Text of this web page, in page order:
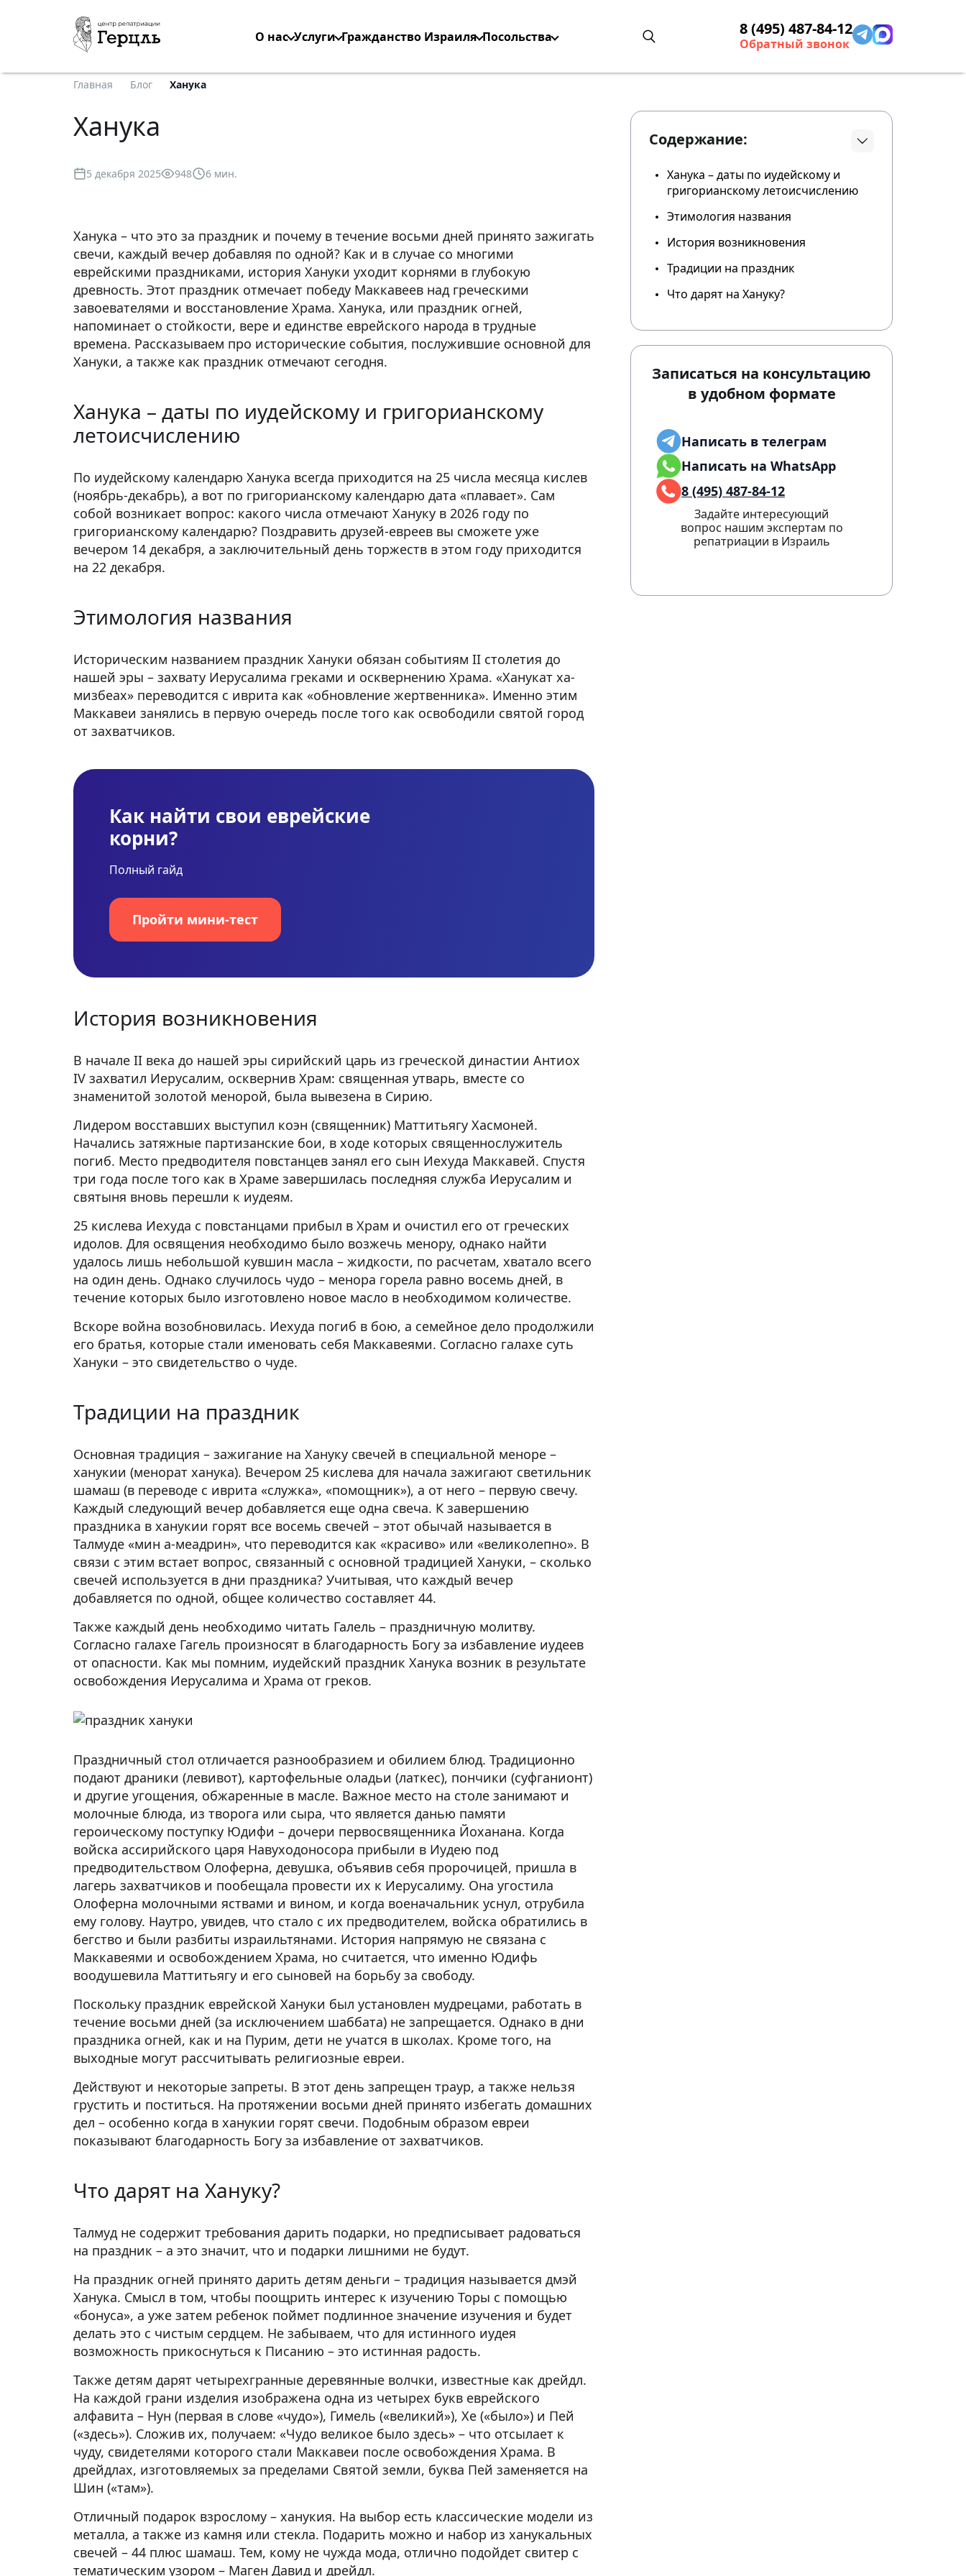
О нас Услуги Гражданство Израиля Посольства 8 (495) 487-84-12
Обратный звонок
Главная Блог Ханука
Ханука
5 декабря 2025 948 6 мин.
Ханука – что это за праздник и почему в течение восьми дней принято зажигать
свечи, каждый вечер добавляя по одной? Как и в случае со многими
еврейскими праздниками, история Хануки уходит корнями в глубокую
древность. Этот праздник отмечает победу Маккавеев над греческими
завоевателями и восстановление Храма. Ханука, или праздник огней,
напоминает о стойкости, вере и единстве еврейского народа в трудные
времена. Рассказываем про исторические события, послужившие основной для
Хануки, а также как праздник отмечают сегодня.
Ханука – даты по иудейскому и григорианскому
летоисчислению
По иудейскому календарю Ханука всегда приходится на 25 числа месяца кислев
(ноябрь-декабрь), а вот по григорианскому календарю дата «плавает». Сам
собой возникает вопрос: какого числа отмечают Хануку в 2026 году по
григорианскому календарю? Поздравить друзей-евреев вы сможете уже
вечером 14 декабря, а заключительный день торжеств в этом году приходится
на 22 декабря.
Этимология названия
Историческим названием праздник Хануки обязан событиям II столетия до
нашей эры – захвату Иерусалима греками и осквернению Храма. «Ханукат ха-
мизбеах» переводится с иврита как «обновление жертвенника». Именно этим
Маккавеи занялись в первую очередь после того как освободили святой город
от захватчиков.
Как найти свои еврейские
корни?
Полный гайд
Пройти мини-тест
История возникновения
В начале II века до нашей эры сирийский царь из греческой династии Антиох
IV захватил Иерусалим, осквернив Храм: священная утварь, вместе со
знаменитой золотой менорой, была вывезена в Сирию.
Лидером восставших выступил коэн (священник) Маттитьягу Хасмоней.
Начались затяжные партизанские бои, в ходе которых священнослужитель
погиб. Место предводителя повстанцев занял его сын Иехуда Маккавей. Спустя
три года после того как в Храме завершилась последняя служба Иерусалим и
святыня вновь перешли к иудеям.
25 кислева Иехуда с повстанцами прибыл в Храм и очистил его от греческих
идолов. Для освящения необходимо было возжечь менору, однако найти
удалось лишь небольшой кувшин масла – жидкости, по расчетам, хватало всего
на один день. Однако случилось чудо – менора горела равно восемь дней, в
течение которых было изготовлено новое масло в необходимом количестве.
Вскоре война возобновилась. Иехуда погиб в бою, а семейное дело продолжили
его братья, которые стали именовать себя Маккавеями. Согласно галахе суть
Хануки – это свидетельство о чуде.
Традиции на праздник
Основная традиция – зажигание на Хануку свечей в специальной меноре –
ханукии (менорат ханука). Вечером 25 кислева для начала зажигают светильник
шамаш (в переводе с иврита «служка», «помощник»), а от него – первую свечу.
Каждый следующий вечер добавляется еще одна свеча. К завершению
праздника в ханукии горят все восемь свечей – этот обычай называется в
Талмуде «мин а-меадрин», что переводится как «красиво» или «великолепно». В
связи с этим встает вопрос, связанный с основной традицией Хануки, – сколько
свечей используется в дни праздника? Учитывая, что каждый вечер
добавляется по одной, общее количество составляет 44.
Также каждый день необходимо читать Галель – праздничную молитву.
Согласно галахе Гагель произносят в благодарность Богу за избавление иудеев
от опасности. Как мы помним, иудейский праздник Ханука возник в результате
освобождения Иерусалима и Храма от греков.
Праздничный стол отличается разнообразием и обилием блюд. Традиционно
подают драники (левивот), картофельные оладьи (латкес), пончики (суфганионт)
и другие угощения, обжаренные в масле. Важное место на столе занимают и
молочные блюда, из творога или сыра, что является данью памяти
героическому поступку Юдифи – дочери первосвященника Йоханана. Когда
войска ассирийского царя Навуходоносора прибыли в Иудею под
предводительством Олоферна, девушка, объявив себя пророчицей, пришла в
лагерь захватчиков и пообещала провести их к Иерусалиму. Она угостила
Олоферна молочными яствами и вином, и когда военачальник уснул, отрубила
ему голову. Наутро, увидев, что стало с их предводителем, войска обратились в
бегство и были разбиты израильтянами. История напрямую не связана с
Маккавеями и освобождением Храма, но считается, что именно Юдифь
воодушевила Маттитьягу и его сыновей на борьбу за свободу.
Поскольку праздник еврейской Хануки был установлен мудрецами, работать в
течение восьми дней (за исключением шаббата) не запрещается. Однако в дни
праздника огней, как и на Пурим, дети не учатся в школах. Кроме того, на
выходные могут рассчитывать религиозные евреи.
Действуют и некоторые запреты. В этот день запрещен траур, а также нельзя
грустить и поститься. На протяжении восьми дней принято избегать домашних
дел – особенно когда в ханукии горят свечи. Подобным образом евреи
показывают благодарность Богу за избавление от захватчиков.
Что дарят на Хануку?
Талмуд не содержит требования дарить подарки, но предписывает радоваться
на праздник – а это значит, что и подарки лишними не будут.
На праздник огней принято дарить детям деньги – традиция называется дмэй
Ханука. Смысл в том, чтобы поощрить интерес к изучению Торы с помощью
«бонуса», а уже затем ребенок поймет подлинное значение изучения и будет
делать это с чистым сердцем. Не забываем, что для истинного иудея
возможность прикоснуться к Писанию – это истинная радость.
Также детям дарят четырехгранные деревянные волчки, известные как дрейдл.
На каждой грани изделия изображена одна из четырех букв еврейского
алфавита – Нун (первая в слове «чудо»), Гимель («великий»), Хе («было») и Пей
(«здесь»). Сложив их, получаем: «Чудо великое было здесь» – что отсылает к
чуду, свидетелями которого стали Маккавеи после освобождения Храма. В
дрейдлах, изготовляемых за пределами Святой земли, буква Пей заменяется на
Шин («там»).
Отличный подарок взрослому – ханукия. На выбор есть классические модели из
металла, а также из камня или стекла. Подарить можно и набор из ханукальных
свечей – 44 плюс шамаш. Тем, кому не чужда мода, отлично подойдет свитер с
тематическим узором – Маген Давид и дрейдл.
Содержание:
Ханука – даты по иудейскому и
григорианскому летоисчислению
Этимология названия
История возникновения
Традиции на праздник
Что дарят на Хануку?
Записаться на консультацию
в удобном формате
Написать в телеграм
Написать на WhatsApp
8 (495) 487-84-12
Задайте интересующий
вопрос нашим экспертам по
репатриации в Израиль